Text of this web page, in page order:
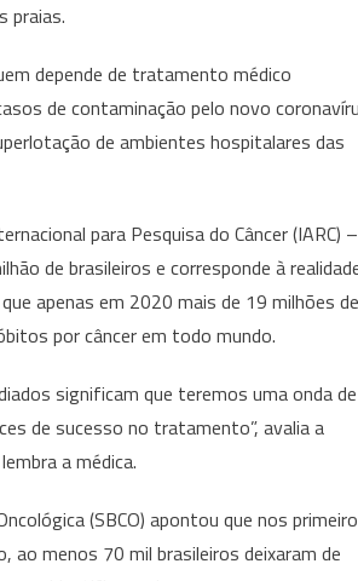
praias.
depende de tratamento médico
de contaminação pelo novo
de ambientes hospitalares das
para Pesquisa do Câncer (IARC) –
de brasileiros e corresponde à
apenas em 2020 mais de 19 milhões de
por câncer em todo mundo.
significam que teremos uma onda de
de sucesso no tratamento”, avalia a
a médica.
(SBCO) apontou que nos
ao menos 70 mil brasileiros deixaram de